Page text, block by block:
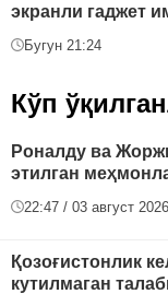
экранли гаджет
Бугун 21:24
Кўп
Роналду ва
этилган
22:47 / 03 август 2026
Қозоғистонлик
кутилмаган